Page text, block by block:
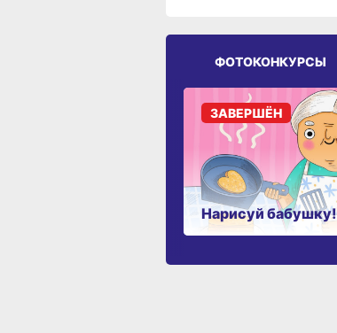
ФОТОКОНКУРСЫ
Нарисуй бабушку!
ЗАВЕРШЁН